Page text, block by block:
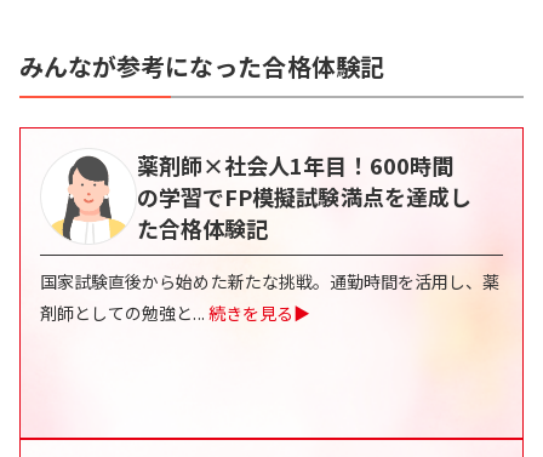
みんなが参考になった合格体験記
薬剤師×社会人1年目！600時間
の学習でFP模擬試験満点を達成し
た合格体験記
国家試験直後から始めた新たな挑戦。通勤時間を活用し、薬
剤師としての勉強と... 続きを見る▶